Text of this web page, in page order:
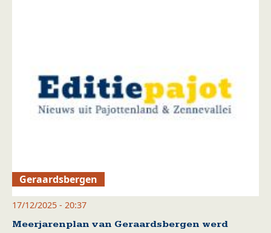
Geraardsbergen
17/12/2025 - 20:37
Meerjarenplan van Geraardsbergen werd